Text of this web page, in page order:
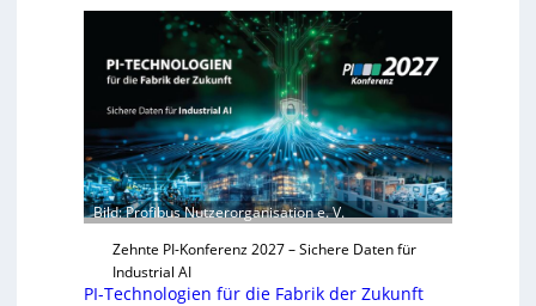
ä
h
s
t
w
e
i
t
e
r
l
d
S
y
s
t
e
m
T
e
m
Bild: Profibus Nutzerorganisation e. V.
Zehnte PI-Konferenz 2027 – Sichere Daten für
Industrial AI
PI-Technologien für die Fabrik der Zukunft